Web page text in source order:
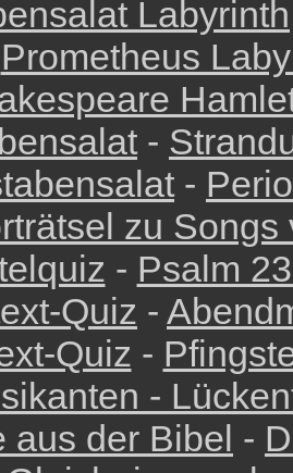
Labyrinth
Prometheus
-
-
zu Songs
- Psalm
Quiz -
Quiz -
-
aus der Bibel -